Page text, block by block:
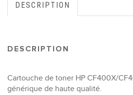
DESCRIPTION
DESCRIPTION
Cartouche de toner HP CF400X/
générique de haute qualité.